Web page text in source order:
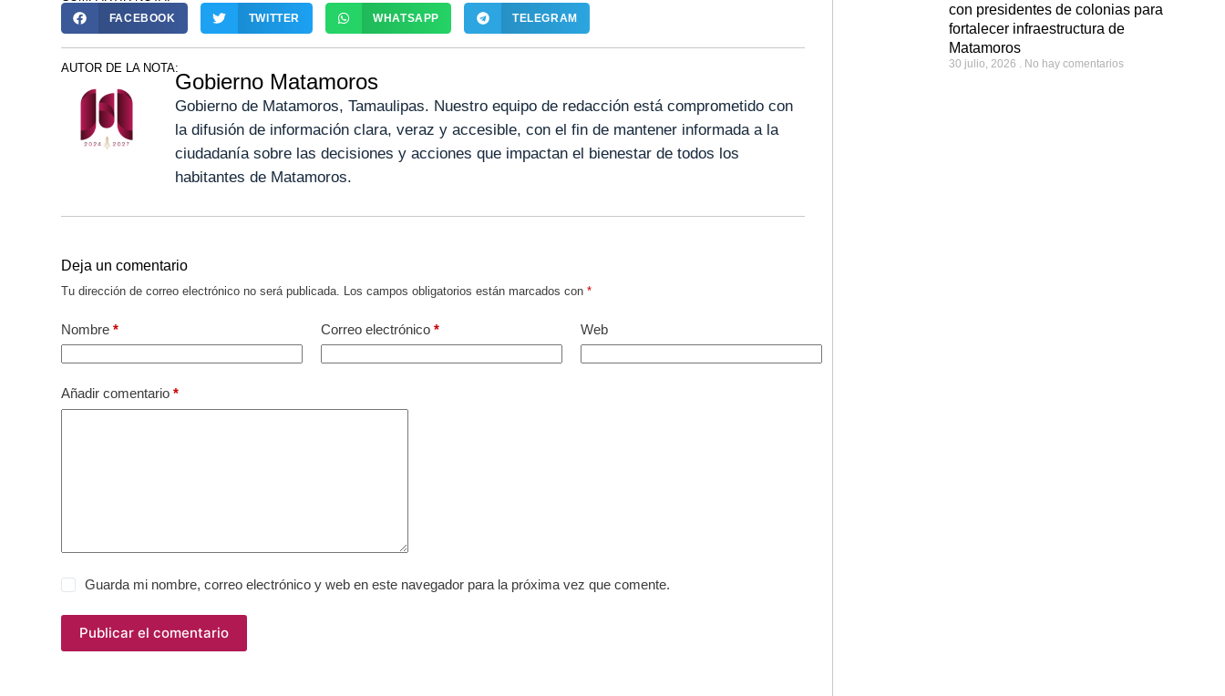
FACEBOOK TWITTER WHATSAPP TELEGRAM
AUTOR DE LA NOTA:
Gobierno Matamoros
Gobierno de Matamoros, Tamaulipas. Nuestro equipo de redacción está comprometido con
la difusión de información clara, veraz y accesible, con el fin de mantener informada a la
ciudadanía sobre las decisiones y acciones que impactan el bienestar de todos los
habitantes de Matamoros.
Deja un comentario
Tu dirección de correo electrónico no será publicada. Los campos obligatorios están marcados con*
Nombre * Correo electrónico * Web
Añadir comentario *
Guarda mi nombre, correo electrónico y web en este navegador para la próxima vez que comente.
Publicar el comentario
con presidentes de colonias para
fortalecer infraestructura de
Matamoros
30 julio, 2026 No hay comentarios